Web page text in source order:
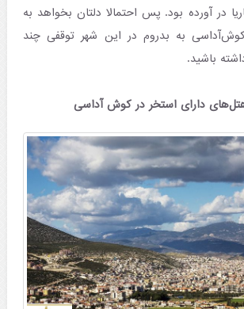
در آورده بود. پس احتمالا دلتان بخواهد به
به بدروم در این شهر توقفی چند
باشید.
دارای استخر در کوش آداسی